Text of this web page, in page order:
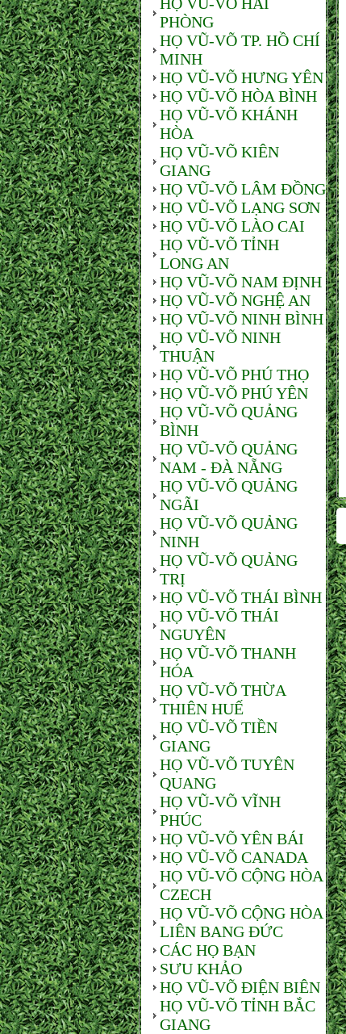
PHÒNG
HỌ VŨ-VÕ TP. HỒ CHÍ
MINH
HỌ VŨ-VÕ HƯNG YÊN
HỌ VŨ-VÕ HÒA BÌNH
HỌ VŨ-VÕ KHÁNH
HÒA
HỌ VŨ-VÕ KIÊN
GIANG
HỌ VŨ-VÕ LÂM ĐỒNG
HỌ VŨ-VÕ LẠNG SƠN
HỌ VŨ-VÕ LÀO CAI
HỌ VŨ-VÕ TỈNH
LONG AN
HỌ VŨ-VÕ NAM ĐỊNH
HỌ VŨ-VÕ NGHỆ AN
HỌ VŨ-VÕ NINH BÌNH
HỌ VŨ-VÕ NINH
THUẬN
HỌ VŨ-VÕ PHÚ THỌ
HỌ VŨ-VÕ PHÚ YÊN
HỌ VŨ-VÕ QUẢNG
BÌNH
HỌ VŨ-VÕ QUẢNG
NAM - ĐÀ NẴNG
HỌ VŨ-VÕ QUẢNG
NGÃI
HỌ VŨ-VÕ QUẢNG
NINH
HỌ VŨ-VÕ QUẢNG
TRỊ
HỌ VŨ-VÕ THÁI BÌNH
HỌ VŨ-VÕ THÁI
NGUYÊN
HỌ VŨ-VÕ THANH
HÓA
HỌ VŨ-VÕ THỪA
THIÊN HUẾ
HỌ VŨ-VÕ TIỀN
GIANG
HỌ VŨ-VÕ TUYÊN
QUANG
HỌ VŨ-VÕ VĨNH
PHÚC
HỌ VŨ-VÕ YÊN BÁI
HỌ VŨ-VÕ CANADA
HỌ VŨ-VÕ CỘNG HÒA
CZECH
HỌ VŨ-VÕ CỘNG HÒA
LIÊN BANG ĐỨC
CÁC HỌ BẠN
SƯU KHẢO
HỌ VŨ-VÕ ĐIỆN BIÊN
HỌ VŨ-VÕ TỈNH BẮC
GIANG